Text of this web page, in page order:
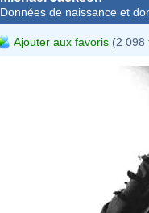
Données de naissance et
Ajouter aux favoris (2 098